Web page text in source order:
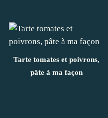
Tarte tomates et poivrons,
pâte à ma façon